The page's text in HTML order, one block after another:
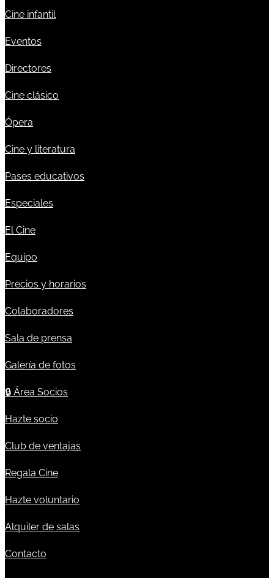
Cine infantil
Eventos
Directores
Cine clásico
Ópera
Cine y literatura
Pases educativos
Especiales
El Cine
Equipo
Precios y horarios
Colaboradores
Sala de prensa
Galería de fotos
🔒 Área Socios
Hazte socio
Club de ventajas
Regala Cine
Hazte voluntario
Alquiler de salas
Contacto